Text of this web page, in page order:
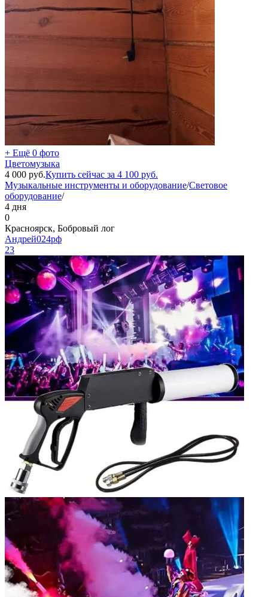
+ Ещё 0 фото
Цветомузыка
4 000 руб.Купить сейчас за 4 100 руб.
Музыкальные инструменты и оборудование/Световое
оборудование/
4 дня
0
Красноярск, Бобровый лог
Андрей024рф
23